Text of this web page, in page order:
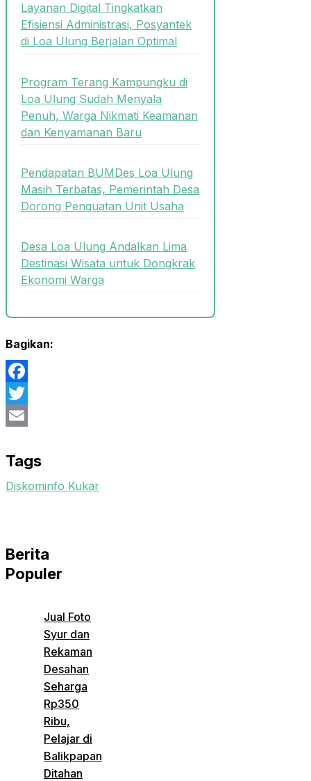
Layanan Digital Tingkatkan
Efisiensi Administrasi, Posyantek
di Loa Ulung Berjalan Optimal
Program Terang Kampungku di
Loa Ulung Sudah Menyala
Penuh, Warga Nikmati Keamanan
dan Kenyamanan Baru
Pendapatan BUMDes Loa Ulung
Masih Terbatas, Pemerintah Desa
Dorong Penguatan Unit Usaha
Desa Loa Ulung Andalkan Lima
Destinasi Wisata untuk Dongkrak
Ekonomi Warga
Bagikan:
Facebook
Twitter
Tags
Diskominfo Kukar
Berita
Populer
Jual Foto
Syur dan
Rekaman
Desahan
Seharga
Rp350
Ribu,
Pelajar di
Balikpapan
Ditahan